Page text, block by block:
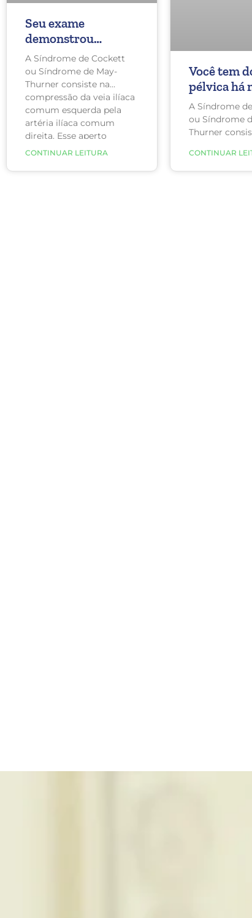
Seu exame
demonstrou
Síndrome de
Cockett? Leia essa
matéria antes de
fazer uma cirurgia
A Síndrome de Cockett
ou Síndrome de May-
Thurner consiste na
compressão da veia ilíaca
comum esquerda pela
artéria ilíaca comum
direita. Esse aperto
dificulta o retorno de
para o coração, causando
CONTINUAR LEITURA
Você tem
pélvica há
tempo? A
esquerda é
inchada
direita?
A Síndrome
ou Síndrome
Thurner
comum
artéria ilíaca
CONTINUAR